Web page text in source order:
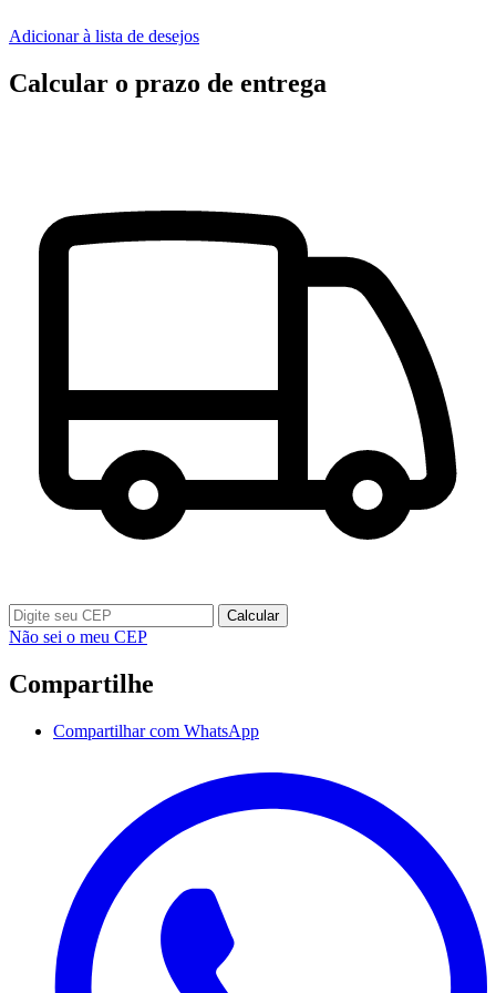
Adicionar à lista de desejos
Calcular o prazo de entrega
Calcular
Não sei o meu CEP
Compartilhe
Compartilhar com WhatsApp